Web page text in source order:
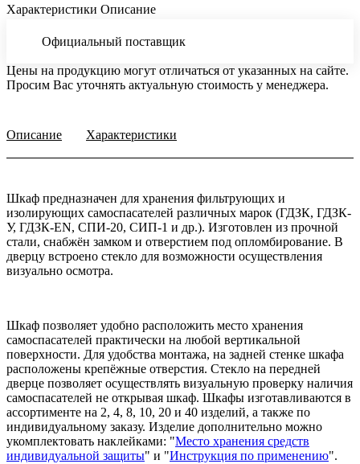
Характеристики Описание
Официальный поставщик
Цены на продукцию могут отличаться от указанных на сайте.
Просим Вас уточнять актуальную стоимость у менеджера.
Описание Характеристики
Шкаф предназначен для хранения фильтрующих и
изолирующих самоспасателей различных марок (ГДЗК, ГДЗК-
У, ГДЗК-EN, СПИ-20, СИП-1 и др.). Изготовлен из прочной
стали, снабжён замком и отверстием под опломбирование. В
дверцу встроено стекло для возможности осуществления
визуально осмотра.
Шкаф позволяет удобно расположить место хранения
самоспасателей практически на любой вертикальной
поверхности. Для удобства монтажа, на задней стенке шкафа
расположены крепёжные отверстия. Стекло на передней
дверце позволяет осуществлять визуальную проверку наличия
самоспасателей не открывая шкаф. Шкафы изготавливаются в
ассортименте на 2, 4, 8, 10, 20 и 40 изделий, а также по
индивидуальному заказу. Изделие дополнительно можно
укомплектовать наклейками: "Место хранения средств
индивидуальной защиты" и "Инструкция по применению".